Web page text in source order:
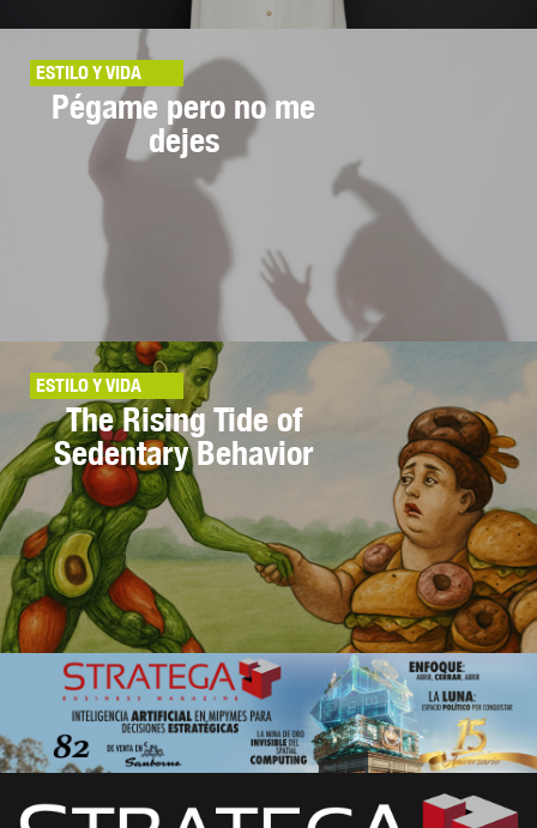
ESTILO Y VIDA
Pégame pero no me
dejes
ESTILO Y VIDA
The Rising Tide of
Sedentary Behavior